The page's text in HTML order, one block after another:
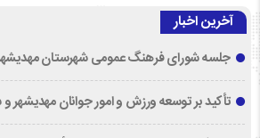
آخرین اخبار
جلسه شورای فرهنگ عمومی شهرستان مهدیشهر
تأکید بر توسعه ورزش و امور جوانان مهدیشهر و